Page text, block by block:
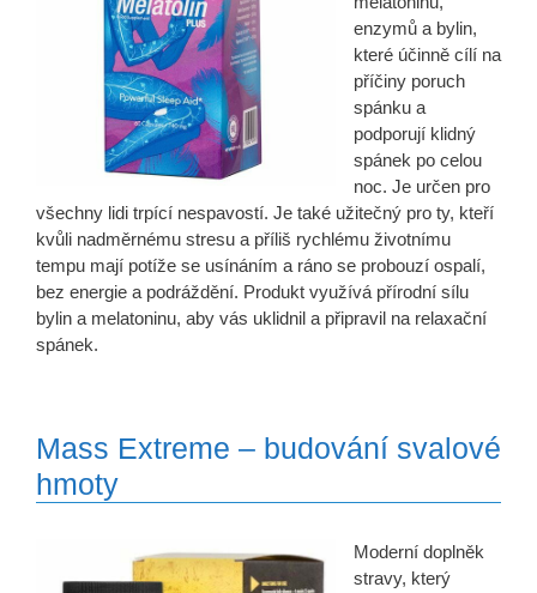
enzymů a bylin,
které účinně cílí na
příčiny poruch
spánku a
podporují klidný
spánek po celou
noc. Je určen pro
všechny lidi trpící nespavostí. Je také užitečný pro ty, kteří
kvůli nadměrnému stresu a příliš rychlému životnímu
tempu mají potíže se usínáním a ráno se probouzí ospalí,
bez energie a podráždění. Produkt využívá přírodní sílu
bylin a melatoninu, aby vás uklidnil a připravil na relaxační
spánek.
Mass Extreme – budování svalové
hmoty
Moderní doplněk
stravy, který